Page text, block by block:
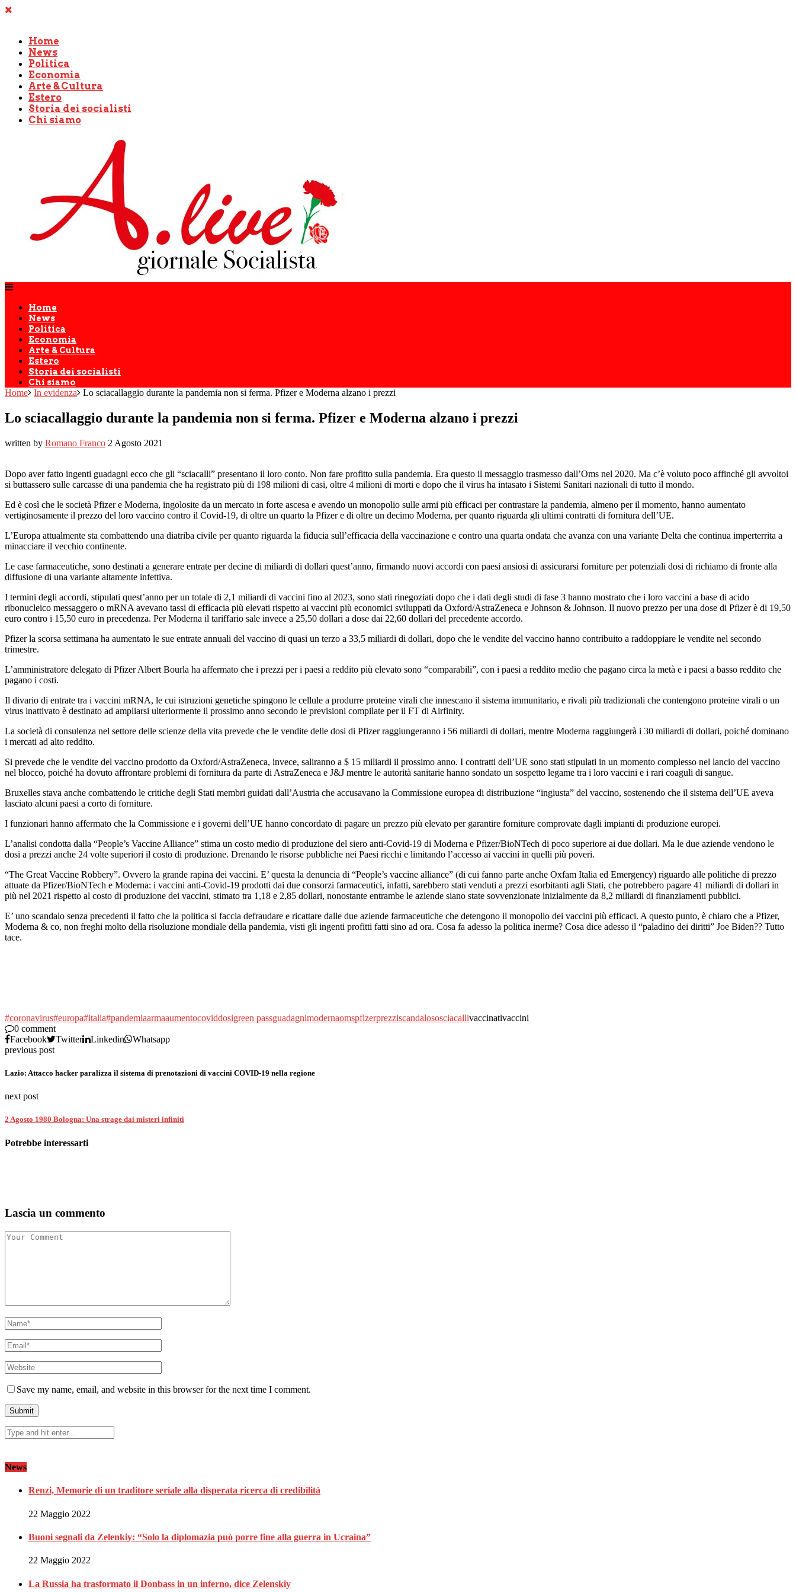
Home
News
Politica
Economia
Arte & Cultura
Estero
Storia dei socialisti
Chi siamo
Home
News
Politica
Economia
Arte & Cultura
Estero
Storia dei socialisti
Chi siamo
Home In evidenza Lo sciacallaggio durante la pandemia non si ferma. Pfizer e Moderna alzano i prezzi
Lo sciacallaggio durante la pandemia non si ferma. Pfizer e Moderna alzano i prezzi
written by Romano Franco 2 Agosto 2021
Dopo aver fatto ingenti guadagni ecco che gli “sciacalli” presentano il loro conto. Non fare profitto sulla pandemia. Era questo il messaggio trasmesso dall’Oms nel 2020. Ma c’è voluto poco affinché gli avvoltoi
si buttassero sulle carcasse di una pandemia che ha registrato più di 198 milioni di casi, oltre 4 milioni di morti e dopo che il virus ha intasato i Sistemi Sanitari nazionali di tutto il mondo.
Ed è così che le società Pfizer e Moderna, ingolosite da un mercato in forte ascesa e avendo un monopolio sulle armi più efficaci per contrastare la pandemia, almeno per il momento, hanno aumentato
vertiginosamente il prezzo del loro vaccino contro il Covid-19, di oltre un quarto la Pfizer e di oltre un decimo Moderna, per quanto riguarda gli ultimi contratti di fornitura dell’UE.
L’Europa attualmente sta combattendo una diatriba civile per quanto riguarda la fiducia sull’efficacia della vaccinazione e contro una quarta ondata che avanza con una variante Delta che continua imperterrita a
minacciare il vecchio continente.
Le case farmaceutiche, sono destinati a generare entrate per decine di miliardi di dollari quest’anno, firmando nuovi accordi con paesi ansiosi di assicurarsi forniture per potenziali dosi di richiamo di fronte alla
diffusione di una variante altamente infettiva.
I termini degli accordi, stipulati quest’anno per un totale di 2,1 miliardi di vaccini fino al 2023, sono stati rinegoziati dopo che i dati degli studi di fase 3 hanno mostrato che i loro vaccini a base di acido
ribonucleico messaggero o mRNA avevano tassi di efficacia più elevati rispetto ai vaccini più economici sviluppati da Oxford/AstraZeneca e Johnson & Johnson. Il nuovo prezzo per una dose di Pfizer è di 19,50
euro contro i 15,50 euro in precedenza. Per Moderna il tariffario sale invece a 25,50 dollari a dose dai 22,60 dollari del precedente accordo.
Pfizer la scorsa settimana ha aumentato le sue entrate annuali del vaccino di quasi un terzo a 33,5 miliardi di dollari, dopo che le vendite del vaccino hanno contribuito a raddoppiare le vendite nel secondo
trimestre.
L’amministratore delegato di Pfizer Albert Bourla ha affermato che i prezzi per i paesi a reddito più elevato sono “comparabili”, con i paesi a reddito medio che pagano circa la metà e i paesi a basso reddito che
pagano i costi.
Il divario di entrate tra i vaccini mRNA, le cui istruzioni genetiche spingono le cellule a produrre proteine ​​virali che innescano il sistema immunitario, e rivali più tradizionali che contengono proteine ​​virali o un
virus inattivato è destinato ad ampliarsi ulteriormente il prossimo anno secondo le previsioni compilate per il FT di Airfinity.
La società di consulenza nel settore delle scienze della vita prevede che le vendite delle dosi di Pfizer raggiungeranno i 56 miliardi di dollari, mentre Moderna raggiungerà i 30 miliardi di dollari, poiché dominano
i mercati ad alto reddito.
Si prevede che le vendite del vaccino prodotto da Oxford/AstraZeneca, invece, saliranno a $ 15 miliardi il prossimo anno. I contratti dell’UE sono stati stipulati in un momento complesso nel lancio del vaccino
nel blocco, poiché ha dovuto affrontare problemi di fornitura da parte di AstraZeneca e J&J mentre le autorità sanitarie hanno sondato un sospetto legame tra i loro vaccini e i rari coaguli di sangue.
Bruxelles stava anche combattendo le critiche degli Stati membri guidati dall’Austria che accusavano la Commissione europea di distribuzione “ingiusta” del vaccino, sostenendo che il sistema dell’UE aveva
lasciato alcuni paesi a corto di forniture.
I funzionari hanno affermato che la Commissione e i governi dell’UE hanno concordato di pagare un prezzo più elevato per garantire forniture comprovate dagli impianti di produzione europei.
L’analisi condotta dalla “People’s Vaccine Alliance” stima un costo medio di produzione del siero anti-Covid-19 di Moderna e Pfizer/BioNTech di poco superiore ai due dollari. Ma le due aziende vendono le
dosi a prezzi anche 24 volte superiori il costo di produzione. Drenando le risorse pubbliche nei Paesi ricchi e limitando l’accesso ai vaccini in quelli più poveri.
“The Great Vaccine Robbery”. Ovvero la grande rapina dei vaccini. E’ questa la denuncia di “People’s vaccine alliance” (di cui fanno parte anche Oxfam Italia ed Emergency) riguardo alle politiche di prezzo
attuate da Pfizer/BioNTech e Moderna: i vaccini anti-Covid-19 prodotti dai due consorzi farmaceutici, infatti, sarebbero stati venduti a prezzi esorbitanti agli Stati, che potrebbero pagare 41 miliardi di dollari in
più nel 2021 rispetto al costo di produzione dei vaccini, stimato tra 1,18 e 2,85 dollari, nonostante entrambe le aziende siano state sovvenzionate inizialmente da 8,2 miliardi di finanziamenti pubblici.
E’ uno scandalo senza precedenti il fatto che la politica si faccia defraudare e ricattare dalle due aziende farmaceutiche che detengono il monopolio dei vaccini più efficaci. A questo punto, è chiaro che a Pfizer,
Moderna & co, non freghi molto della risoluzione mondiale della pandemia, visti gli ingenti profitti fatti sino ad ora. Cosa fa adesso la politica inerme? Cosa dice adesso il “paladino dei diritti” Joe Biden?? Tutto
tace.
#coronavirus#europa#italia#pandemiaarmaaumentocoviddosigreen passguadagnimodernaomspfizerprezziscandalososciacallivaccinativaccini
0 comment
Facebook
Twitter Linkedin
Whatsapp
previous post
Lazio: Attacco hacker paralizza il sistema di prenotazioni di vaccini COVID-19 nella regione
next post
2 Agosto 1980 Bologna: Una strage dai misteri infiniti
Potrebbe interessarti
Lascia un commento
Save my name, email, and website in this browser for the next time I comment.
News
Renzi, Memorie di un traditore seriale alla disperata ricerca di credibilità
22 Maggio 2022
Buoni segnali da Zelenkiy: “Solo la diplomazia può porre fine alla guerra in Ucraina”
22 Maggio 2022
La Russia ha trasformato il Donbass in un inferno, dice Zelenskiy